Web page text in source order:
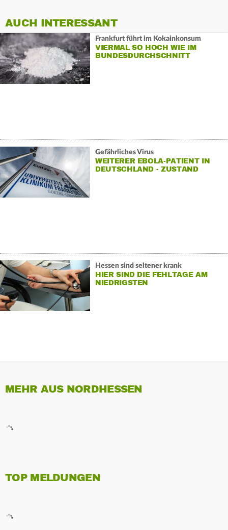
AUCH INTERESSANT
Frankfurt führt im Kokainkonsum
VIERMAL SO HOCH WIE IM
BUNDESDURCHSCHNITT
Gefährliches Virus
WEITERER EBOLA-PATIENT IN
DEUTSCHLAND - ZUSTAND
Hessen sind seltener krank
HIER SIND DIE FEHLTAGE AM
NIEDRIGSTEN
MEHR AUS NORDHESSEN
TOP MELDUNGEN